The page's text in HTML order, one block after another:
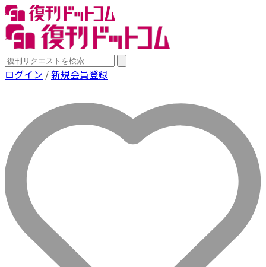
ログイン /新規会員登録